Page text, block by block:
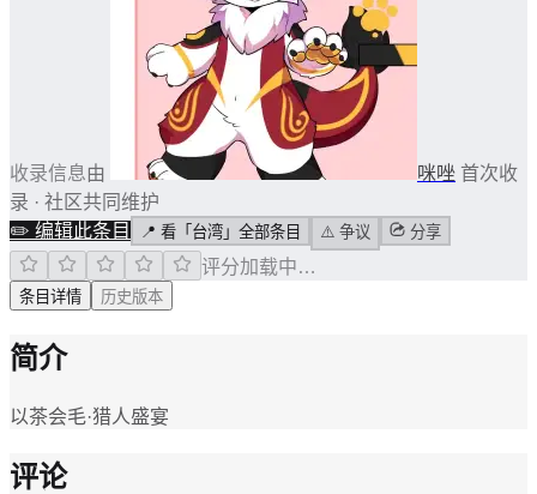
收录信息由 咪唑 首次收
录 · 社区共同维护
✏️ 编辑此条目 📍 看「台湾」全部条目 ⚠️ 争议 分享
评分加载中…
条目详情 历史版本
简介
以茶会毛·猎人盛宴
评论